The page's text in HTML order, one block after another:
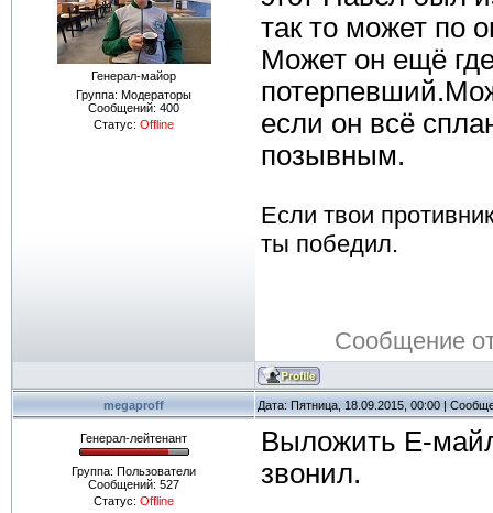
Генерал-майор
Группа: Модераторы
Сообщений: 400
Статус: Offline
так то может по
Может он ещё
если он всё
позывным.
Если твои
ты победил.
Сообщение
megaproff Дата: Пятница, 18.09.2015, 00:00 |
Генерал-лейтенант
Группа: Пользователи
Сообщений: 527
Статус: Offline
Выложить Е-майл
звонил.